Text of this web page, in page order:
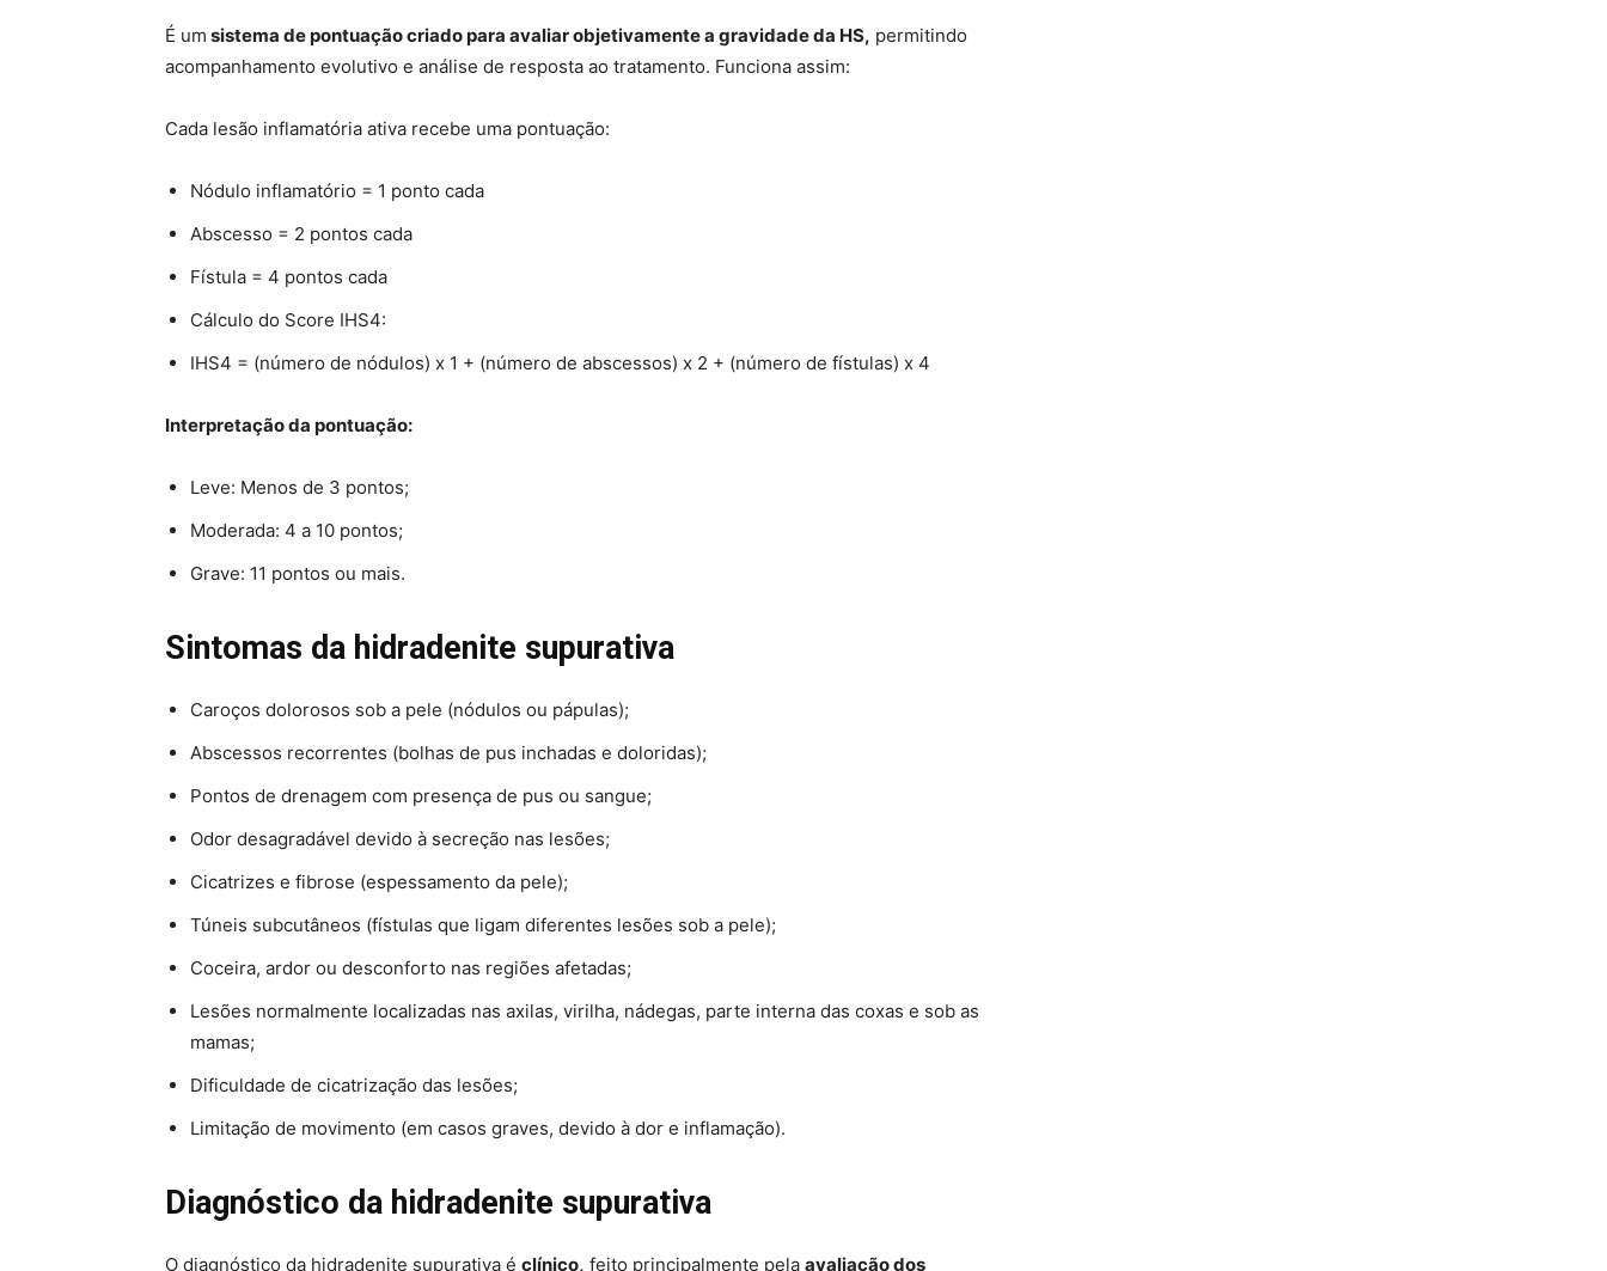
É um sistema de pontuação criado para avaliar objetivamente a gravidade da HS, permitindo
acompanhamento evolutivo e análise de resposta ao tratamento. Funciona assim:
Cada lesão inflamatória ativa recebe uma pontuação:
Nódulo inflamatório = 1 ponto cada
Abscesso = 2 pontos cada
Fístula = 4 pontos cada
Cálculo do Score IHS4:
IHS4 = (número de nódulos) x 1 + (número de abscessos) x 2 + (número de fístulas) x 4
Interpretação da pontuação:
Leve: Menos de 3 pontos;
Moderada: 4 a 10 pontos;
Grave: 11 pontos ou mais.
Sintomas da hidradenite supurativa
Caroços dolorosos sob a pele (nódulos ou pápulas);
Abscessos recorrentes (bolhas de pus inchadas e doloridas);
Pontos de drenagem com presença de pus ou sangue;
Odor desagradável devido à secreção nas lesões;
Cicatrizes e fibrose (espessamento da pele);
Túneis subcutâneos (fístulas que ligam diferentes lesões sob a pele);
Coceira, ardor ou desconforto nas regiões afetadas;
Lesões normalmente localizadas nas axilas, virilha, nádegas, parte interna das coxas e sob as
mamas;
Dificuldade de cicatrização das lesões;
Limitação de movimento (em casos graves, devido à dor e inflamação).
Diagnóstico da hidradenite supurativa
O diagnóstico da hidradenite supurativa é clínico, feito principalmente pela avaliação dos